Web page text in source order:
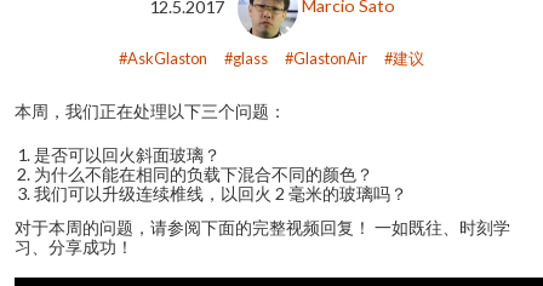
12.5.2017 Marcio Sato
AskGlaston glass GlastonAir 建议
本周，我们正在处理以下三个问题：
是否可以回火斜面玻璃？
为什么不能在相同的负载下混合不同的颜色？
我们可以升级连续椎线，以回火 2 毫米的玻璃吗？
对于本周的问题，请参阅下面的完整视频回复！ 一如既往、时刻学
习、分享成功！